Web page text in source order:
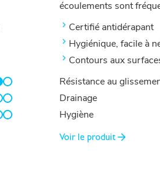
écoulements sont
Certifié antidérapant
Hygiénique, facile à
Contours aux
Résistance au
3/4
Drainage
2/4
Hygiène
3/4
Voir le produit